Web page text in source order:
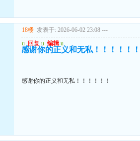
18楼 发表于: 2026-06-02 23:08 ---
u 回复 u 编辑 u
感谢你的正义和无私！！！！！！
感谢你的正义和无私！！！！！！